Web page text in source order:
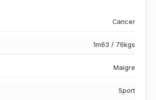
Cancer
1m63 / 76kgs
Maigre
Sport